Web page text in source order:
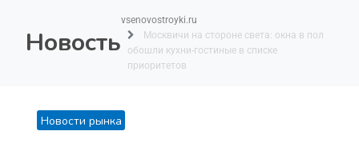
Новость
vsenovostroyki.ru
Москвичи на стороне света: окна в пол
обошли кухни-гостиные в списке
приоритетов
Новости рынка